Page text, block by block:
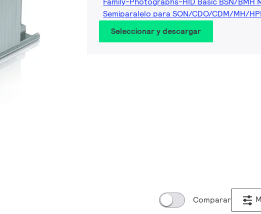
Semiparalelo para SON/CDO/CDM/MH/HPI
Seleccionar y descargar
Comparar